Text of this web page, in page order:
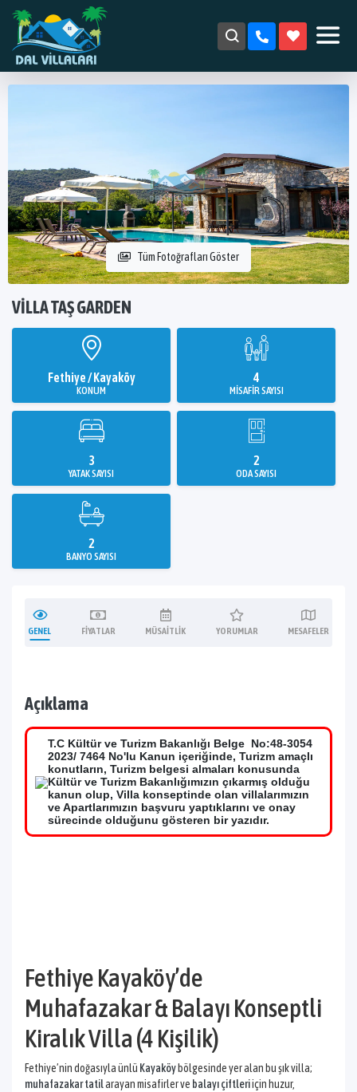
Tüm Fotoğrafları Göster
VILLA TAŞ GARDEN
Fethiye / Kayaköy
KONUM
4
MISAFIR SAYISI
3
YATAK SAYISI
2
ODA SAYISI
2
BANYO SAYISI
GENEL FIYATLAR MÜSAITLIK YORUMLAR MESAFELER
Açıklama
T.C Kültür ve Turizm Bakanlığı Belge No:48-3054
2023/ 7464 No'lu Kanun içeriğinde, Turizm amaçlı
konutların, Turizm belgesi almaları konusunda
Kültür ve Turizm Bakanlığımızın çıkarmış olduğu
kanun olup, Villa konseptinde olan villalarımızın
ve Apartlarımızın başvuru yaptıklarını ve onay
sürecinde olduğunu gösteren bir yazıdır.
Fethiye Kayaköy’de
Muhafazakar & Balayı Konseptli
Kiralık Villa (4 Kişilik)
Fethiye’nin doğasıyla ünlü Kayaköybölgesinde yer alan bu şık villa;
muhafazakar tatilarayan misafirler ve balayı çiftleriiçin huzur,